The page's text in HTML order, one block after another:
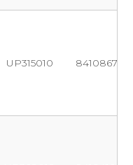
UP315010